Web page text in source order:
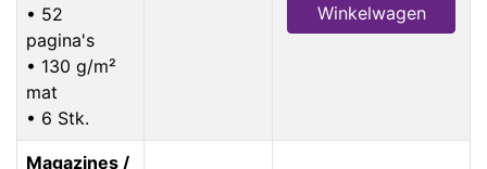
• 52
pagina's
• 130 g/m²
mat
• 6 Stk.
Winkelwagen
Magazines /